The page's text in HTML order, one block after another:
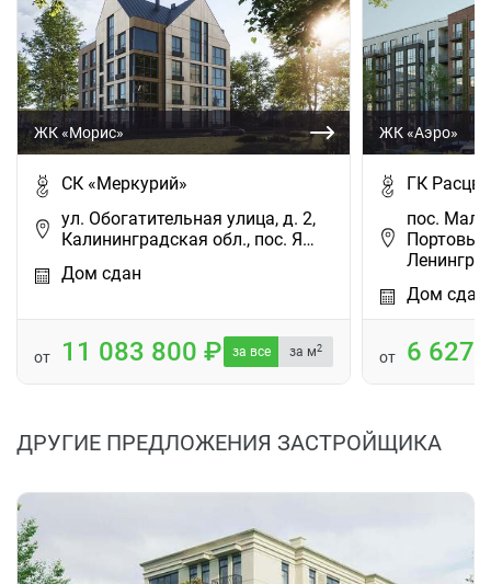
ЖК «Морис»
СК «Меркурий»
ул. Обогатительная улица, д. 2,
Калининградская обл., пос. Я…
Дом сдан
от 11 083 800 за все за м2
ЖК «Аэро»
ГК
пос.
Дом сдан
от 6 627
ДРУГИЕ ПРЕДЛОЖЕНИЯ ЗАСТРОЙЩИКА